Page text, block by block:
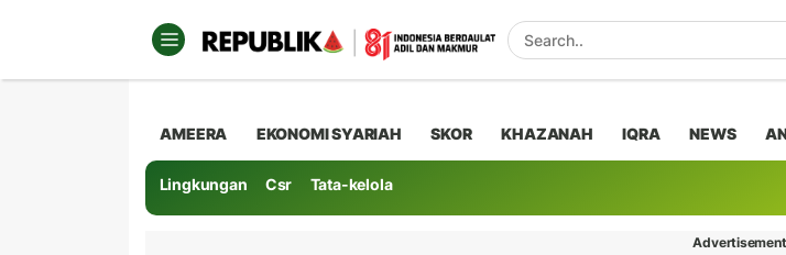
AMEERA EKONOMI SYARIAH SKOR KHAZANAH IQRA NEWS
Lingkungan Csr Tata-kelola
Advertisement